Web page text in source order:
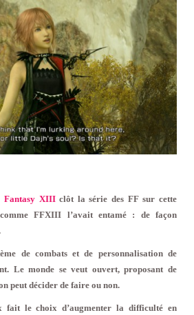
Fantasy XIIIclôt la série des FF sur cette
FFXIII l’avait entamé : de façon
de combats et de personnalisation de
Le monde se veut ouvert, proposant de
peut décider de faire ou non.
fait le choix d’augmenter la difficulté en